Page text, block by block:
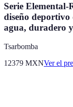
Serie
diseño deportivo
agua, duradero
Tsarbomba
12379 MXNVer el